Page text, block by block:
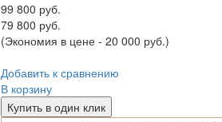
99 800 руб.
79 800 руб.
(Экономия в цене - 20 000 руб.)
Добавить к сравнению
В корзину
Купить в один клик